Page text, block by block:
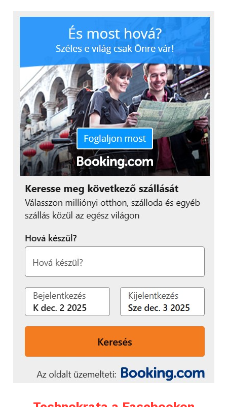
újra feltámasztják!
1978-ban az Év autója lett az NSU Ro
38 millió forintba kerül, viszont csak
0,9 litert fogyaszt 100 kilométeren a
Volkswagen XL1
38 millió forintba kerül, viszont csak
0,9 litert fogyaszt 100 kilométeren a
Volkswagen XL1
száguldhatott a Tatra 87.